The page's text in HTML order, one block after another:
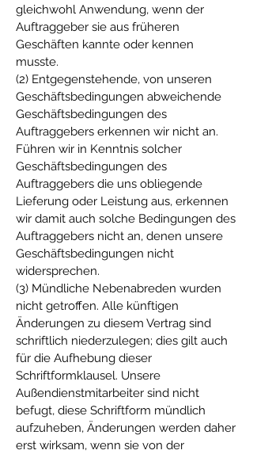
gleichwohl Anwendung, wenn der
Auftraggeber sie aus früheren
Geschäften kannte oder kennen
musste.
(2) Entgegenstehende, von unseren
Geschäftsbedingungen abweichende
Geschäftsbedingungen des
Auftraggebers erkennen wir nicht an.
Führen wir in Kenntnis solcher
Geschäftsbedingungen des
Auftraggebers die uns obliegende
Lieferung oder Leistung aus, erkennen
wir damit auch solche Bedingungen des
Auftraggebers nicht an, denen unsere
Geschäftsbedingungen nicht
widersprechen.
(3) Mündliche Nebenabreden wurden
nicht getroffen. Alle künftigen
Änderungen zu diesem Vertrag sind
schriftlich niederzulegen; dies gilt auch
für die Aufhebung dieser
Schriftformklausel. Unsere
Außendienstmitarbeiter sind nicht
befugt, diese Schriftform mündlich
aufzuheben, Änderungen werden daher
erst wirksam, wenn sie von der